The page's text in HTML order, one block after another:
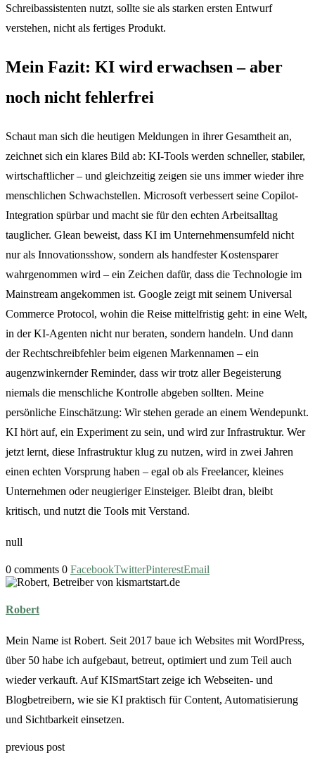
Schreibassistenten nutzt, sollte sie als starken ersten Entwurf
verstehen, nicht als fertiges Produkt.
Mein Fazit: KI wird erwachsen – aber
noch nicht fehlerfrei
Schaut man sich die heutigen Meldungen in ihrer Gesamtheit an,
zeichnet sich ein klares Bild ab: KI-Tools werden schneller, stabiler,
wirtschaftlicher – und gleichzeitig zeigen sie uns immer wieder ihre
menschlichen Schwachstellen. Microsoft verbessert seine Copilot-
Integration spürbar und macht sie für den echten Arbeitsalltag
tauglicher. Glean beweist, dass KI im Unternehmensumfeld nicht
nur als Innovationsshow, sondern als handfester Kostensparer
wahrgenommen wird – ein Zeichen dafür, dass die Technologie im
Mainstream angekommen ist. Google zeigt mit seinem Universal
Commerce Protocol, wohin die Reise mittelfristig geht: in eine Welt,
in der KI-Agenten nicht nur beraten, sondern handeln. Und dann
der Rechtschreibfehler beim eigenen Markennamen – ein
augenzwinkernder Reminder, dass wir trotz aller Begeisterung
niemals die menschliche Kontrolle abgeben sollten. Meine
persönliche Einschätzung: Wir stehen gerade an einem Wendepunkt.
KI hört auf, ein Experiment zu sein, und wird zur Infrastruktur. Wer
jetzt lernt, diese Infrastruktur klug zu nutzen, wird in zwei Jahren
einen echten Vorsprung haben – egal ob als Freelancer, kleines
Unternehmen oder neugieriger Einsteiger. Bleibt dran, bleibt
kritisch, und nutzt die Tools mit Verstand.
null
0 comments 0 FacebookTwitterPinterestEmail
Robert
Mein Name ist Robert. Seit 2017 baue ich Websites mit WordPress,
über 50 habe ich aufgebaut, betreut, optimiert und zum Teil auch
wieder verkauft. Auf KISmartStart zeige ich Webseiten- und
Blogbetreibern, wie sie KI praktisch für Content, Automatisierung
und Sichtbarkeit einsetzen.
previous post